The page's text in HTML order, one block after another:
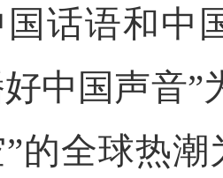
国话语和中
中国声音”
的全球热